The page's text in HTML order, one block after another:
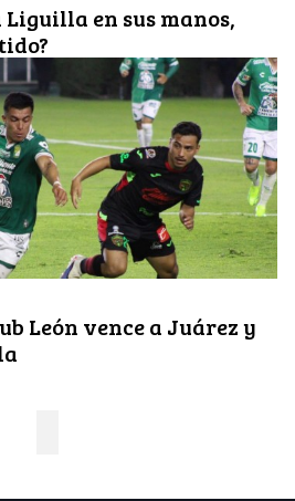
en sus manos,
León vence a Juárez y